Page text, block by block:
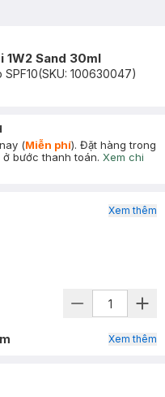
1W2 Sand 30ml
(SKU: 100630047)
(Miễn phí). Đặt hàng trong
ở bước thanh toán. Xem chi
Xem thêm
Xem thêm